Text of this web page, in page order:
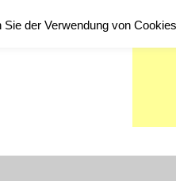
der Verwendung von